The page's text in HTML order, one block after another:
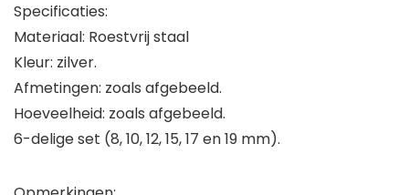
Specificaties:
Materiaal: Roestvrij staal
Kleur: zilver.
Afmetingen: zoals afgebeeld.
Hoeveelheid: zoals afgebeeld.
6-delige set (8, 10, 12, 15, 17 en 19 mm).